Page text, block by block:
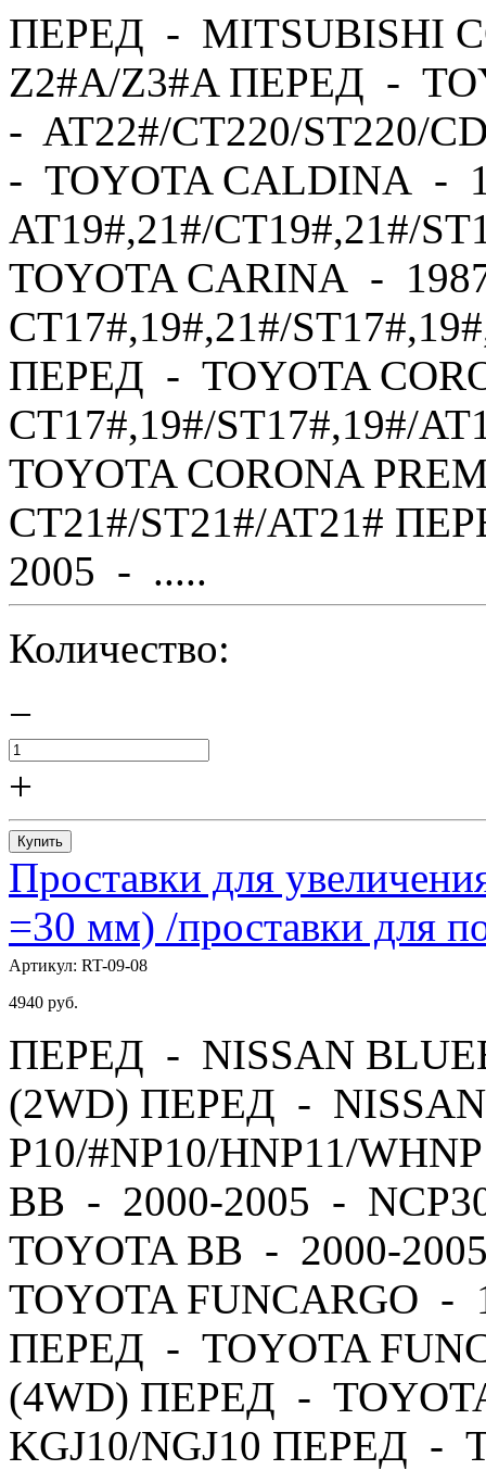
ПЕРЕД - MITSUBISHI
Z2#A/Z3#A ПЕРЕД -
- AT22#/CT220/ST220/
- TOYOTA CALDINA -
AT19#,21#/CT19#,21#/
TOYOTA CARINA -
CT17#,19#,21#/
ПЕРЕД - TOYOTA
CT17#,19#/ST17#,19#/
TOYOTA CORONA
CT21#/ST21#/AT21#
2005 - .....
Количество:
−
+
Купить
Проставки для
=30 мм) /проставки для
Артикул: RT-09-08
4940 руб.
ПЕРЕД - NISSAN
(2WD) ПЕРЕД -
P10/#NP10/HNP11/
BB - 2000-2005 -
TOYOTA BB - 2000-
TOYOTA FUNCARGO -
ПЕРЕД - TOYOTA
(4WD) ПЕРЕД -
KGJ10/NGJ10 ПЕРЕД -